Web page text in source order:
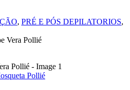
, PRÉ E PÓS DEPILATORIOS,
Vera Pollié
Pollié